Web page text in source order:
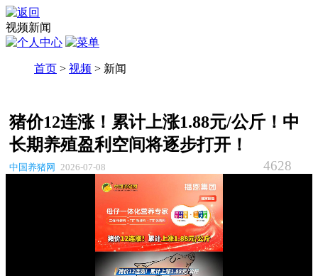
视频新闻
首页 > 视频 > 新闻
猪价12连涨！累计上涨1.88元/公斤！中
长期养殖盈利空间将逐步打开！
中国养猪网 2026-07-08 4628